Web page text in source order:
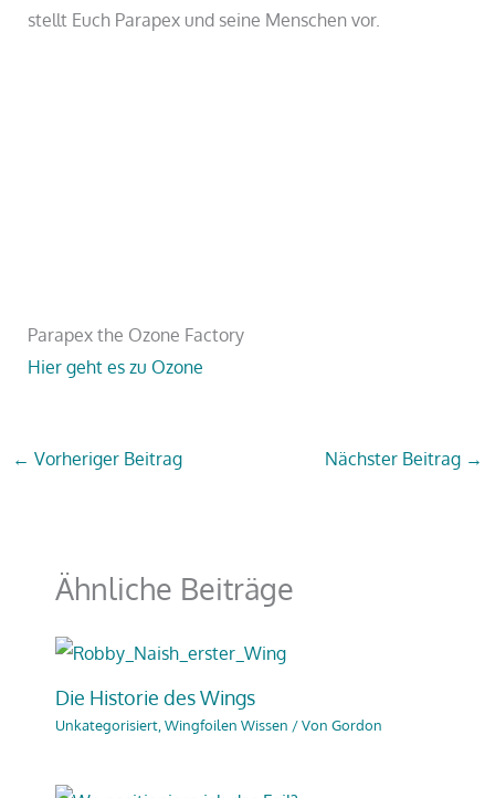
stellt Euch Parapex und seine Menschen vor.
Parapex the Ozone Factory
Hier geht es zu Ozone
← Vorheriger Beitrag Nächster Beitrag →
Ähnliche Beiträge
Die Historie des Wings
Unkategorisiert,Wingfoilen Wissen / Von Gordon